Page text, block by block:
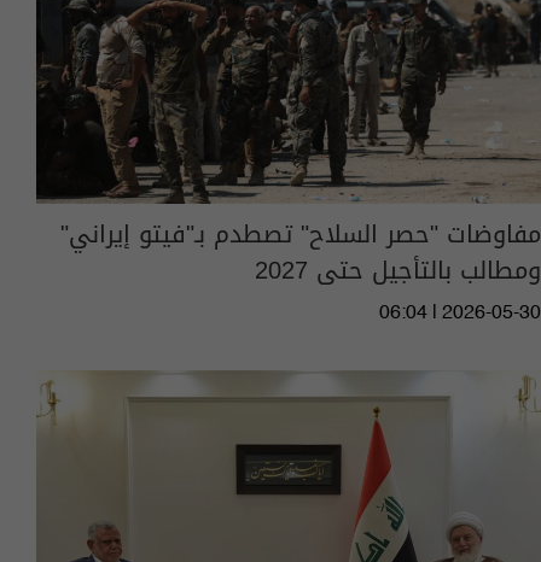
مفاوضات "حصر السلاح" تصطدم بـ"فيتو إيراني"
ومطالب بالتأجيل حتى 2027
06:04 | 2026-05-30